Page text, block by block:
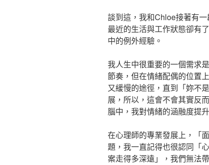
談到這，我和Chloe接著有
最近的生活與工作狀態卻有
中的例外經驗。
我人生中很重要的一個需求
節奏，但在情緒配偶的位置
又緩慢的途徑，直到「妳不
展，所以，這會不會其實反
腦中，我對情緒的涵融度提
在心理師的專業發展上，「
題，我一直記得也很認同「
案走得多深遠」，我們無法